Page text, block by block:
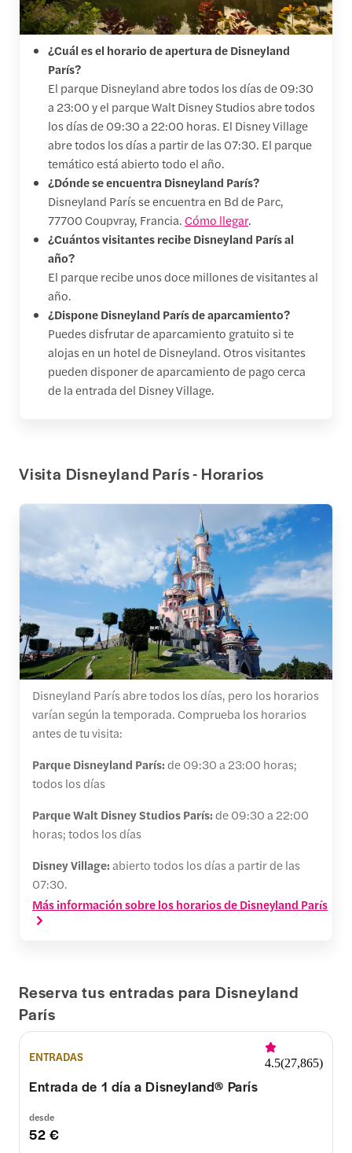
¿Cuál es el horario de apertura de Disneyland
París?
El parque Disneyland abre todos los días de 09:30
a 23:00 y el parque Walt Disney Studios abre todos
los días de 09:30 a 22:00 horas. El Disney Village
abre todos los días a partir de las 07:30. El parque
temático está abierto todo el año.
¿Dónde se encuentra Disneyland París?
Disneyland París se encuentra en Bd de Parc,
77700 Coupvray, Francia.Cómo llegar.
¿Cuántos visitantes recibe Disneyland París al
año?
El parque recibe unos doce millones de visitantes al
año.
¿Dispone Disneyland París de aparcamiento?
Puedes disfrutar de aparcamiento gratuito si te
alojas en un hotel de Disneyland. Otros visitantes
pueden disponer de aparcamiento de pago cerca
de la entrada del Disney Village.
Visita Disneyland París - Horarios
Disneyland París abre todos los días, pero los horarios
varían según la temporada. Comprueba los horarios
antes de tu visita:
Parque Disneyland París:de 09:30 a 23:00 horas;
todos los días
Parque Walt Disney Studios París:de 09:30 a 22:00
horas; todos los días
Disney Village:abierto todos los días a partir de las
07:30.
Más información sobre los horarios de Disneyland París
Reserva tus entradas para Disneyland
París
ENTRADAS 4.5(27,865)
Entrada de 1 día a Disneyland® París
desde
52 €